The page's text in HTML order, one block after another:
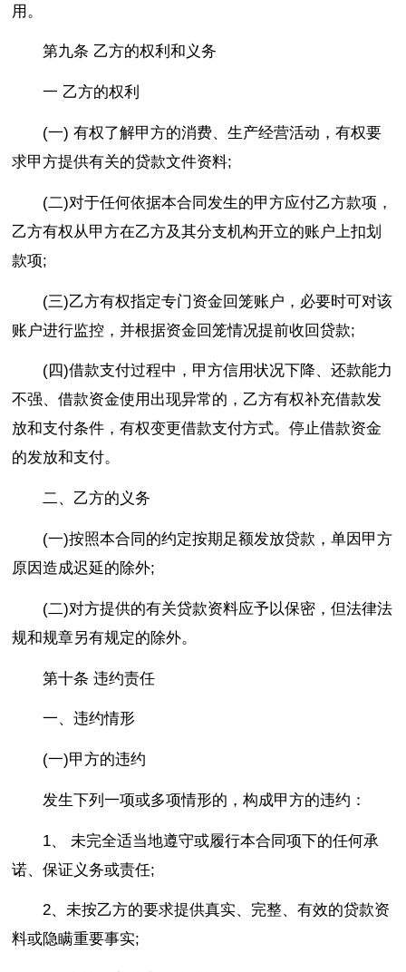
用。
第九条 乙方的权利和义务
一 乙方的权利
(一) 有权了解甲方的消费、生产经营活动，有权要
求甲方提供有关的贷款文件资料;
(二)对于任何依据本合同发生的甲方应付乙方款项，
乙方有权从甲方在乙方及其分支机构开立的账户上扣划
款项;
(三)乙方有权指定专门资金回笼账户，必要时可对该
账户进行监控，并根据资金回笼情况提前收回贷款;
(四)借款支付过程中，甲方信用状况下降、还款能力
不强、借款资金使用出现异常的，乙方有权补充借款发
放和支付条件，有权变更借款支付方式。停止借款资金
的发放和支付。
二、乙方的义务
(一)按照本合同的约定按期足额发放贷款，单因甲方
原因造成迟延的除外;
(二)对方提供的有关贷款资料应予以保密，但法律法
规和规章另有规定的除外。
第十条 违约责任
一、违约情形
(一)甲方的违约
发生下列一项或多项情形的，构成甲方的违约：
1、 未完全适当地遵守或履行本合同项下的任何承
诺、保证义务或责任;
2、未按乙方的要求提供真实、完整、有效的贷款资
料或隐瞒重要事实;